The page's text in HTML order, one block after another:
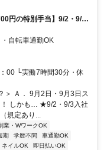
円の特別手当】9/2・9/3
☆
自転車通勤OK
00 └実働7時間30分・休
＞ Ａ． 9月2日・9月3日ス
！ しかも… ★9/2・9/3入社
規定あり...
業・WワークOK
期 学歴不問
車通勤OK
ネイルOK
即日払いOK